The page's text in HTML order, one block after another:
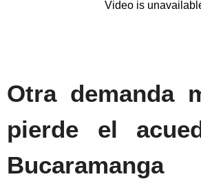
Otra demanda
pierde el
Bucaramanga